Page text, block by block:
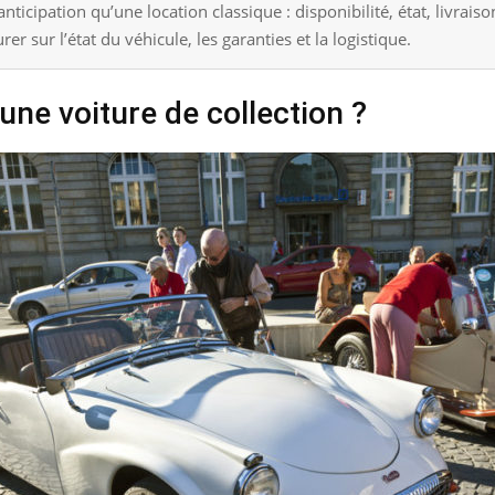
qu’une location classique : disponibilité, état,
sur l’état du véhicule, les garanties et la logistique.
voiture de collection ?